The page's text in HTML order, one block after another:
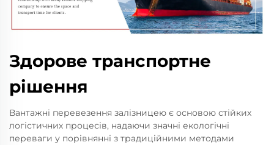
Здорове транспортне
рішення
Вантажні перевезення залізницею є основою стійких
логістичних процесів, надаючи значні екологічні
переваги у порівнянні з традиційними методами